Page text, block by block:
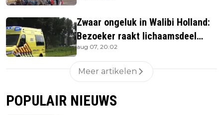
Zwaar ongeluk in Walibi Holland:
Bezoeker raakt lichaamsdeel
kwijt
aug 07, 20:02
Meer artikelen
POPULAIR NIEUWS